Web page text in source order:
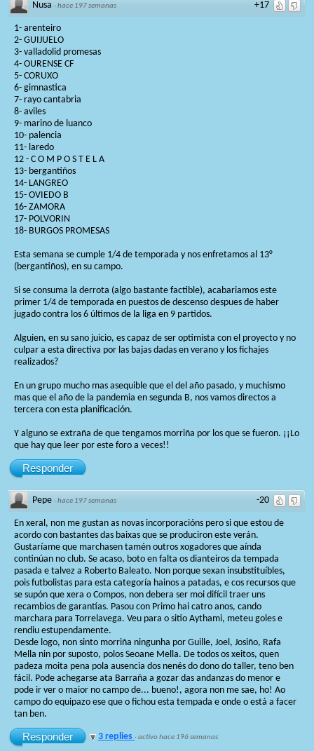
+17
Nusa ·hace 197 semanas
1- arenteiro
2- GUIJUELO
3- valladolid promesas
4- OURENSE CF
5- CORUXO
6- gimnastica
7- rayo cantabria
8- aviles
9- marino de luanco
10- palencia
11- laredo
12 - C O M P O S T E L A
13- bergantiños
14- LANGREO
15- OVIEDO B
16- ZAMORA
17- POLVORIN
18- BURGOS PROMESAS
Esta semana se cumple 1/4 de temporada y nos enfretamos al 13°
(bergantiños), en su campo.
Si se consuma la derrota (algo bastante factible), acabariamos este
primer 1/4 de temporada en puestos de descenso despues de haber
jugado contra los 6 últimos de la liga en 9 partidos.
Alguien, en su sano juicio, es capaz de ser optimista con el proyecto y no
culpar a esta directiva por las bajas dadas en verano y los fichajes
realizados?
En un grupo mucho mas asequible que el del año pasado, y muchismo
mas que el año de la pandemia en segunda B, nos vamos directos a
tercera con esta planificación.
Y alguno se extraña de que tengamos morriña por los que se fueron. ¡¡Lo
que hay que leer por este foro a veces!!
Responder
-20
Pepe ·hace 197 semanas
En xeral, non me gustan as novas incorporacións pero si que estou de
acordo con bastantes das baixas que se produciron este verán.
Gustaríame que marchasen tamén outros xogadores que aínda
continúan no club. Se acaso, boto en falta os dianteiros da tempada
pasada e talvez a Roberto Baleato. Non porque sexan insubstituíbles,
pois futbolistas para esta categoría hainos a patadas, e cos recursos que
se supón que xera o Compos, non debera ser moi difícil traer uns
recambios de garantías. Pasou con Primo hai catro anos, cando
marchara para Torrelavega. Veu para o sitio Aythami, meteu goles e
rendiu estupendamente.
Desde logo, non sinto morriña ningunha por Guille, Joel, Josiño, Rafa
Mella nin por suposto, polos Seoane Mella. De todos os xeitos, quen
padeza moita pena pola ausencia dos nenés do dono do taller, teno ben
fácil. Pode achegarse ata Barraña a gozar das andanzas do menor e
pode ir ver o maior no campo de... bueno!, agora non me sae, ho! Ao
campo do equipazo ese que o fichou esta tempada e onde o está a facer
tan ben.
Responder 3 replies ·activo hace 196 semanas